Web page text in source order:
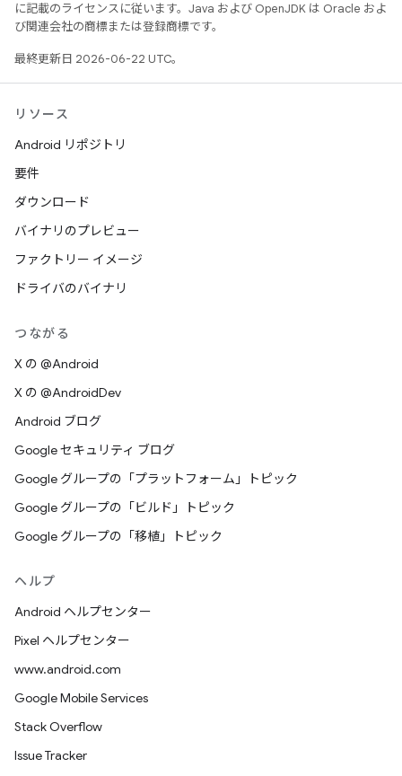
に記載のライセンスに従います。Java および OpenJDK は Oracle およ
び関連会社の商標または登録商標です。
最終更新日 2026-06-22 UTC。
リソース
Android リポジトリ
要件
ダウンロード
バイナリのプレビュー
ファクトリー イメージ
ドライバのバイナリ
つながる
X の @Android
X の @AndroidDev
Android ブログ
Google セキュリティ ブログ
Google グループの「プラットフォーム」トピック
Google グループの「ビルド」トピック
Google グループの「移植」トピック
ヘルプ
Android ヘルプセンター
Pixel ヘルプセンター
www.android.com
Google Mobile Services
Stack Overflow
Issue Tracker